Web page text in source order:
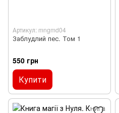
Артикул: mngmd04
Заблудлий пес. Том 1
550 грн
Купити